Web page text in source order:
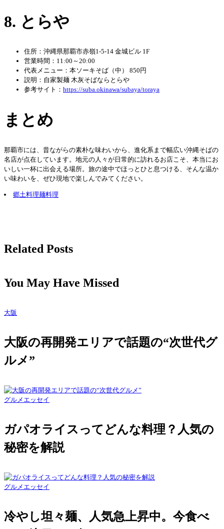
8. とらや
住所：沖縄県那覇市赤嶺1-5-14 金城ビル 1F
営業時間：11:00～20:00
代表メニュー：本ソーキそば（中） 850円
説明：自家製麺 木灰そばならとらや
参考サイト： https://suba.okinawa/subaya/toraya
まとめ
那覇市には、昔ながらの素朴な味わいから、進化系まで幅広い沖縄そばの
名店が点在しています。地元の人々が日常的に訪れるお店こそ、本当にお
いしい一杯に出会える場所。旅の途中でほっとひと息つける、そんな温か
い味わいを、ぜひ現地で楽しんでみてください。
郷土料理麺料理
Related Posts
You May Have Missed
大阪
大阪の再開発エリアで話題の“次世代グ
ルメ”
グルメエッセイ
ガパオライスってどんな料理？人気の
秘密を解説
グルメエッセイ
冷やし坦々麺、人気急上昇中。今食べ